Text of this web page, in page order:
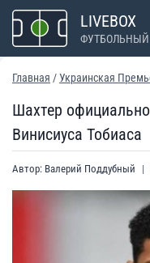
Перейти
содержимому
LIVEBOX
Главная /Украинская
Шахтер
Винисиуса Тобиаса
Автор: Валерий Поддубный